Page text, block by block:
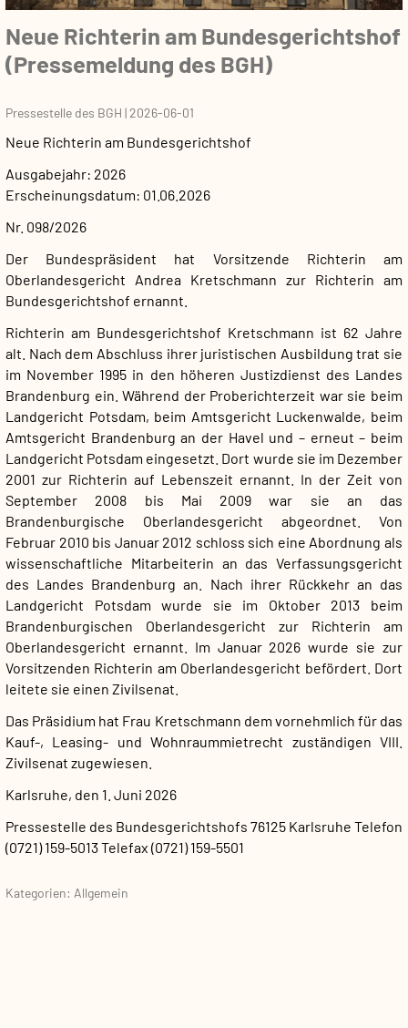
Neue Richterin am Bundesgerichtshof
(Pressemeldung des BGH)
Pressestelle des BGH |2026-06-01
Neue Richterin am Bundesgerichtshof
Ausgabejahr 2026
Erscheinungsdatum 01.06.2026
Nr. 098/2026
Der Bundespräsident hat Vorsitzende Richterin am
Oberlandesgericht Andrea Kretschmann zur Richterin am
Bundesgerichtshof ernannt.
Richterin am Bundesgerichtshof Kretschmann ist 62 Jahre
alt. Nach dem Abschluss ihrer juristischen Ausbildung trat sie
im November 1995 in den höheren Justizdienst des Landes
Brandenburg ein. Während der Proberichterzeit war sie beim
Landgericht Potsdam, beim Amtsgericht Luckenwalde, beim
Amtsgericht Brandenburg an der Havel und – erneut – beim
Landgericht Potsdam eingesetzt. Dort wurde sie im Dezember
2001 zur Richterin auf Lebenszeit ernannt. In der Zeit von
September 2008 bis Mai 2009 war sie an das
Brandenburgische Oberlandesgericht abgeordnet. Von
Februar 2010 bis Januar 2012 schloss sich eine Abordnung als
wissenschaftliche Mitarbeiterin an das Verfassungsgericht
des Landes Brandenburg an. Nach ihrer Rückkehr an das
Landgericht Potsdam wurde sie im Oktober 2013 beim
Brandenburgischen Oberlandesgericht zur Richterin am
Oberlandesgericht ernannt. Im Januar 2026 wurde sie zur
Vorsitzenden Richterin am Oberlandesgericht befördert. Dort
leitete sie einen Zivilsenat.
Das Präsidium hat Frau Kretschmann dem vornehmlich für das
Kauf-, Leasing- und Wohnraummietrecht zuständigen VIII.
Zivilsenat zugewiesen.
Karlsruhe, den 1. Juni 2026
Pressestelle des Bundesgerichtshofs 76125 Karlsruhe Telefon
(0721) 159-5013Telefax (0721) 159-5501
Kategorien: Allgemein